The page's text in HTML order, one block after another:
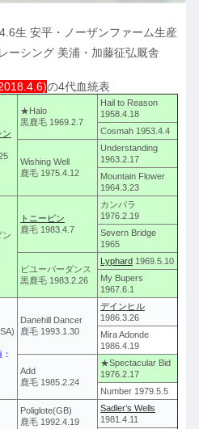
生 安平・ノーザンファーム生産
ーシング 美浦・加藤征弘厩舎
の4代血統表
ン
★Halo
黒鹿毛 1969.2.7
Hail to Reason
1958.4.18
Cosmah 1953.4.4
Wishing Well
鹿毛 1975.4.12
Understanding
1963.2.17
Mountain Flower
1964.3.23
ン
トニービン
鹿毛 1983.4.7
カンパラ
1976.2.19
Severn Bridge
1965
ビユーパーダンス
黒鹿毛 1983.2.26
Lyphard 1969.5.10
My Bupers
1967.6.1
Danehill Dancer
鹿毛 1993.1.30
デインヒル
1986.3.26
Mira Adonde
1986.4.19
Add
鹿毛 1985.2.24
★Spectacular Bid
1976.2.17
Number 1979.5.5
Poliglote(GB)
鹿毛 1992.4.19
Sadler’s Wells
1981.4.11